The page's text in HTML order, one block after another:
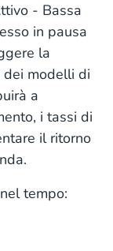
- Bassa
in pausa
la
dei modelli di
a
i tassi di
il ritorno
tempo: